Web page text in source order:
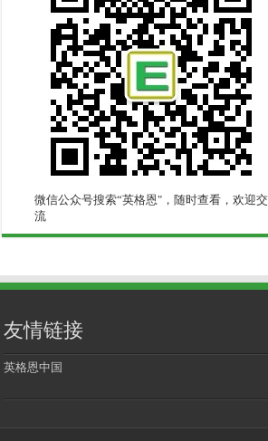
微信公众号搜索“英格恩"，随时查看，欢迎交
流
友情链接
英格恩中国